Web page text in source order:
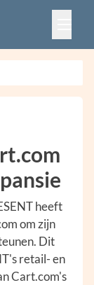
heeft
om zijn
Dit
retail- en
Cart.com's